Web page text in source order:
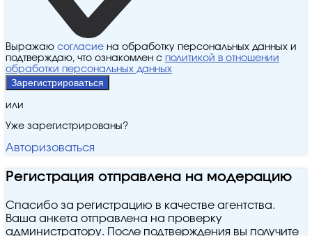
Выражаю согласие на обработку персональных данных и
подтверждаю, что ознакомлен с политикой в отношении
обработки персональных данных
Зарегистрироваться
или
Уже зарегистрированы?
Авторизоваться
Регистрация отправлена на модерацию
Спасибо за регистрацию в качестве агентства.
Ваша анкета отправлена на проверку
администратору. После подтверждения вы получите